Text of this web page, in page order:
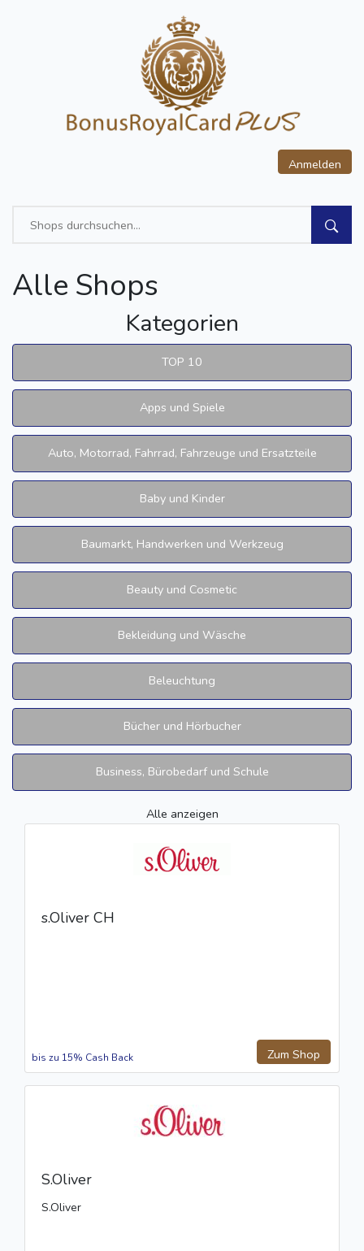
Anmelden
Alle Shops
Kategorien
TOP 10
Apps und Spiele
Auto, Motorrad, Fahrrad, Fahrzeuge und Ersatzteile
Baby und Kinder
Baumarkt, Handwerken und Werkzeug
Beauty und Cosmetic
Bekleidung und Wäsche
Beleuchtung
Bücher und Hörbucher
Business, Bürobedarf und Schule
Alle anzeigen
s.Oliver CH
Zum Shop
bis zu 15% Cash Back
S.Oliver
S.Oliver